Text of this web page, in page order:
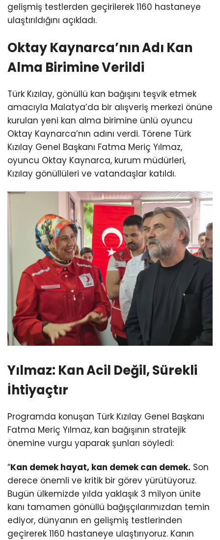
gelişmiş testlerden geçirilerek 1160 hastaneye
ulaştırıldığını açıkladı.
Oktay Kaynarca’nın Adı Kan
Alma Birimine Verildi
Türk Kızılay, gönüllü kan bağışını teşvik etmek
amacıyla Malatya’da bir alışveriş merkezi önüne
kurulan yeni kan alma birimine ünlü oyuncu
Oktay Kaynarca’nın adını verdi. Törene Türk
Kızılay Genel Başkanı Fatma Meriç Yılmaz,
oyuncu Oktay Kaynarca, kurum müdürleri,
Kızılay gönüllüleri ve vatandaşlar katıldı.
Yılmaz: Kan Acil Değil, Sürekli
İhtiyaçtır
Programda konuşan Türk Kızılay Genel Başkanı
Fatma Meriç Yılmaz, kan bağışının stratejik
önemine vurgu yaparak şunları söyledi:
“Kan demek hayat, kan demek can demek. Son
derece önemli ve kritik bir görev yürütüyoruz.
Bugün ülkemizde yılda yaklaşık 3 milyon ünite
kanı tamamen gönüllü bağışçılarımızdan temin
ediyor, dünyanın en gelişmiş testlerinden
geçirerek 1160 hastaneye ulaştırıyoruz. Kanın